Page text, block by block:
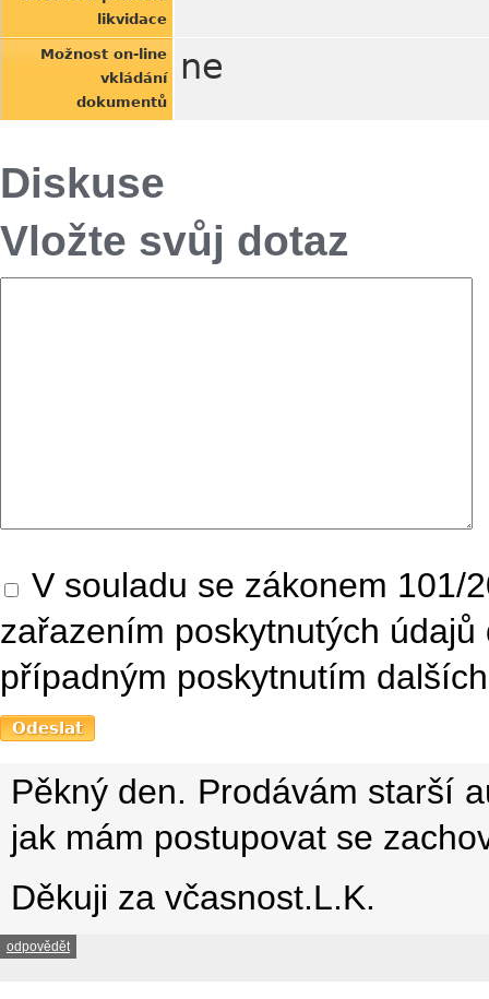
likvidace
Možnost on-line
vkládání
dokumentů
ne
Diskuse
Vložte svůj dotaz
V souladu se zákonem 101/
zařazením poskytnutých
případným poskytnutím
Pěkný den. Prodávám starší
jak mám postupovat se
Děkuji za včasnost.L.K.
odpovědět